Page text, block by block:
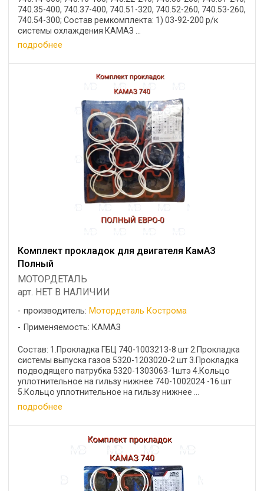
740.35-400, 740.37-400, 740.51-320, 740.52-260, 740.53-260,
740.54-300; Состав ремкомплекта: 1) 03-92-200 р/к
системы охлаждения КАМАЗ ...
подробнее
Комплект прокладок для двигателя КамАЗ
Полный
МОТОРДЕТАЛЬ
арт. НЕТ В НАЛИЧИИ
производитель: Мотордеталь Кострома
Применяемость: КАМАЗ
Состав: 1.Прокладка ГБЦ 740-1003213-8 шт 2.Прокладка
системы выпуска газов 5320-1203020-2 шт 3.Прокладка
подводящего патрубка 5320-1303063-1штэ 4.Кольцо
уплотнительное на гильзу нижнее 740-1002024 -16 шт
5.Кольцо уплотнительное на гильзу нижнее ...
подробнее